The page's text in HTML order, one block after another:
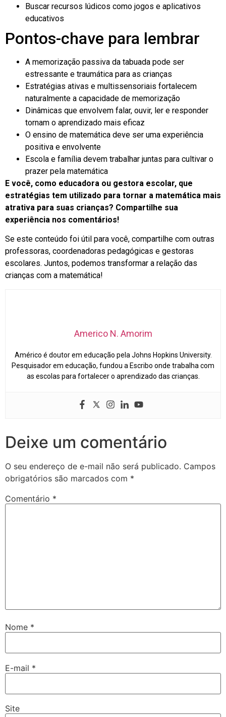
Buscar recursos lúdicos como jogos e aplicativos
educativos
Pontos-chave para lembrar
A memorização passiva da tabuada pode ser
estressante e traumática para as crianças
Estratégias ativas e multissensoriais fortalecem
naturalmente a capacidade de memorização
Dinâmicas que envolvem falar, ouvir, ler e responder
tornam o aprendizado mais eficaz
O ensino de matemática deve ser uma experiência
positiva e envolvente
Escola e família devem trabalhar juntas para cultivar o
prazer pela matemática
E você, como educadora ou gestora escolar, que
estratégias tem utilizado para tornar a matemática mais
atrativa para suas crianças? Compartilhe sua
experiência nos comentários!
Se este conteúdo foi útil para você, compartilhe com outras
professoras, coordenadoras pedagógicas e gestoras
escolares. Juntos, podemos transformar a relação das
crianças com a matemática!
Americo N. Amorim
Américo é doutor em educação pela Johns Hopkins University.
Pesquisador em educação, fundou a Escribo onde trabalha com
as escolas para fortalecer o aprendizado das crianças.
Deixe um comentário
O seu endereço de e-mail não será publicado. Campos
obrigatórios são marcados com *
Comentário *
Nome *
E-mail *
Site